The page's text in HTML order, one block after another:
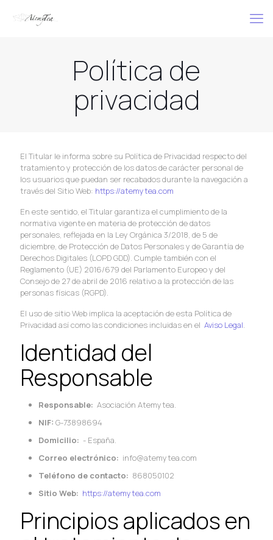
Política de
privacidad
El Titular le informa sobre su Política de Privacidad respecto del
tratamiento y protección de los datos de carácter personal de
los usuarios que puedan ser recabados durante la navegación a
través del Sitio Web: https://atemytea.com
En este sentido, el Titular garantiza el cumplimiento de la
normativa vigente en materia de protección de datos
personales, reflejada en la Ley Orgánica 3/2018, de 5 de
diciembre, de Protección de Datos Personales y de Garantía de
Derechos Digitales (LOPD GDD). Cumple también con el
Reglamento (UE) 2016/679 del Parlamento Europeo y del
Consejo de 27 de abril de 2016 relativo a la protección de las
personas físicas (RGPD).
El uso de sitio Web implica la aceptación de esta Política de
Privacidad así como las condiciones incluidas en el Aviso Legal.
Identidad del
Responsable
Responsable: Asociación Atemytea.
NIF: G-73898694
Domicilio: - España.
Correo electrónico: info@atemytea.com
Teléfono de contacto: 868050102
Sitio Web: https://atemytea.com
Principios aplicados en